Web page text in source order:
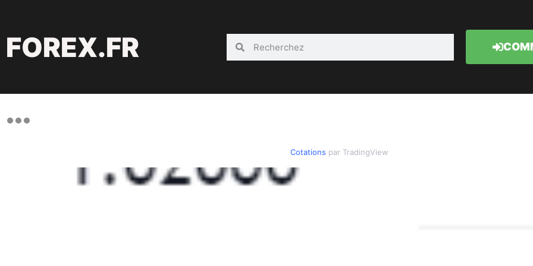
FOREX.FR
Cotations par TradingView